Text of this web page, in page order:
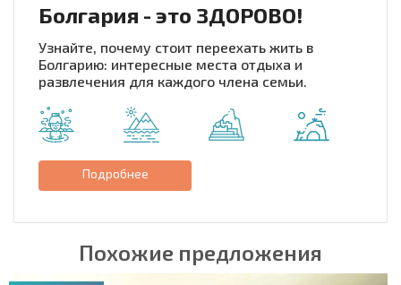
Болгария - это ЗДОРОВО!
Узнайте, почему стоит переехать жить в
Болгарию: интересные места отдыха и
развлечения для каждого члена семьи.
Подробнее
Похожие предложения